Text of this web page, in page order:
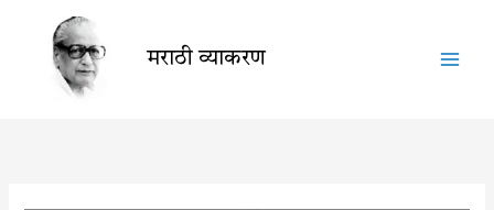
content
मराठी व्याकरण